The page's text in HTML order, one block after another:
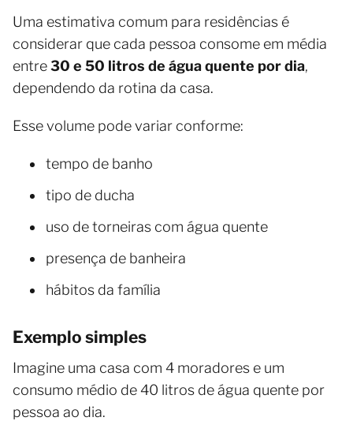
Uma estimativa comum para residências é
considerar que cada pessoa consome em média
entre30 e 50 litros de água quente por dia,
dependendo da rotina da casa.
Esse volume pode variar conforme:
tempo de banho
tipo de ducha
uso de torneiras com água quente
presença de banheira
hábitos da família
Exemplo simples
Imagine uma casa com 4 moradores e um
consumo médio de 40 litros de água quente por
pessoa ao dia.